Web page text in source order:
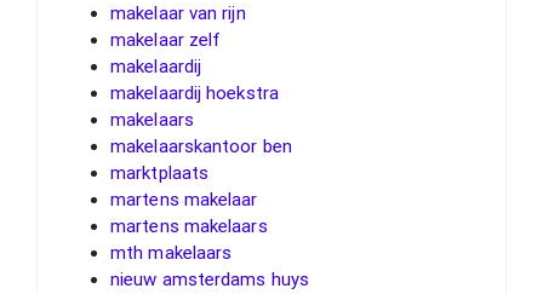
makelaar van rijn
makelaar zelf
makelaardij
makelaardij hoekstra
makelaars
makelaarskantoor ben
marktplaats
martens makelaar
martens makelaars
mth makelaars
nieuw amsterdams huys